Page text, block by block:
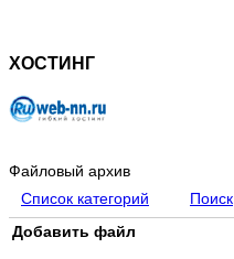
ХОСТИНГ
Файловый архив
Список категорий
Поиск
Добавить файл